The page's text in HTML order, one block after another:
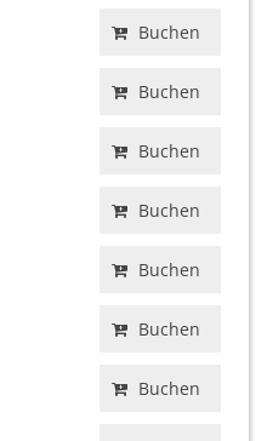
Buchen
Buchen
Buchen
Buchen
Buchen
Buchen
Buchen